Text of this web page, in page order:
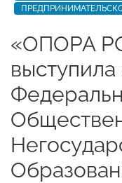
«ОПОРА